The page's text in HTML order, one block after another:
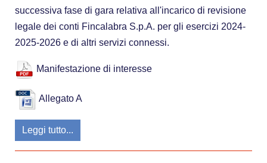
successiva fase di gara relativa all'incarico di revisione
legale dei conti Fincalabra S.p.A. per gli esercizi 2024-
2025-2026 e di altri servizi connessi.
Manifestazione di interesse
Allegato A
Leggi tutto...